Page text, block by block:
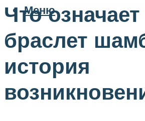
Меню
Что означает
браслет
история